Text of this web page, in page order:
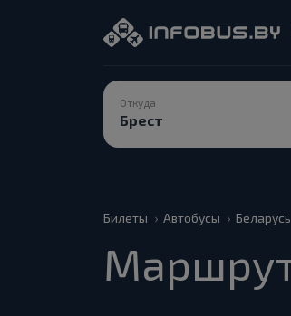
Откуда
Билеты Автобусы Беларусь